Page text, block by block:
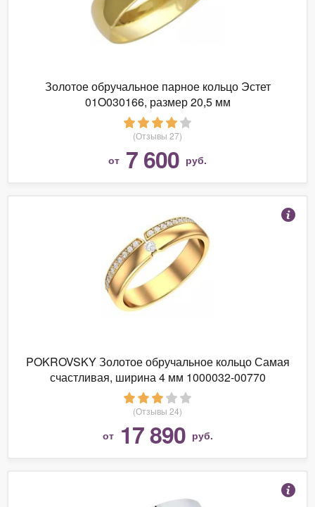
Золотое обручальное парное кольцо Эстет
01O030166, размер 20,5 мм
(Отзывы 27)
от 7 600 руб.
POKROVSKY Золотое обручальное кольцо Самая
счастливая, ширина 4 мм 1000032-00770
(Отзывы 24)
от 17 890 руб.